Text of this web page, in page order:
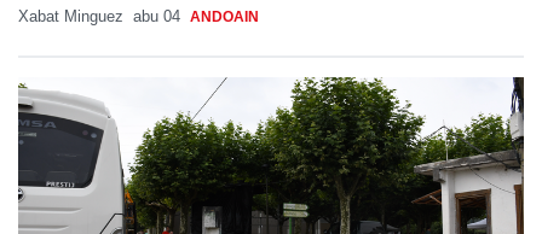
Xabat Minguez abu 04 ANDOAIN